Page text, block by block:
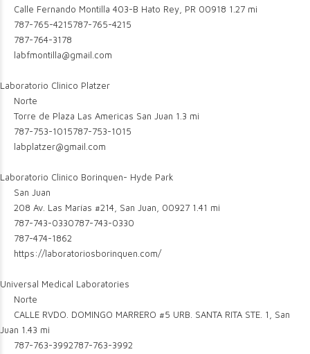
Calle Fernando Montilla 403-B Hato Rey, PR 00918 1.27 mi
787-765-4215787-765-4215
787-764-3178
labfmontilla@gmail.com
Laboratorio Clinico Platzer
Norte
Torre de Plaza Las Americas San Juan 1.3 mi
787-753-1015787-753-1015
labplatzer@gmail.com
Laboratorio Clinico Borinquen- Hyde Park
San Juan
208 Av. Las Marías #214, San Juan, 00927 1.41 mi
787-743-0330787-743-0330
787-474-1862
https://laboratoriosborinquen.com/
Universal Medical Laboratories
Norte
CALLE RVDO. DOMINGO MARRERO #5 URB. SANTA RITA STE. 1, San
Juan 1.43 mi
787-763-3992787-763-3992